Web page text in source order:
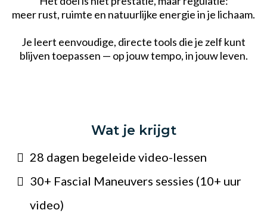
meer rust, ruimte en natuurlijke energie in je lichaam.
Je leert eenvoudige, directe tools die je zelf kunt
blijven toepassen — op jouw tempo, in jouw leven.
Wat je krijgt
28 dagen begeleide video-lessen
30+ Fascial Maneuvers sessies (10+ uur
video)